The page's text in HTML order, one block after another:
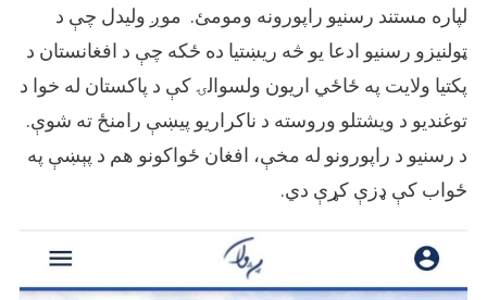
لپاره مستند رسنیو راپورونه ومومئ. موږ ولیدل چې د
ټولنیزو رسنیو ادعا یو څه ریښتیا ده ځکه چې د افغانستان د
پکتیا ولایت په ځاځي اریون ولسوالۍ کې د پاکستان له خوا د
توغندیو د ویشتلو وروسته د ناکراریو پیښې رامنځ ته شوې.
د رسنیو د راپورونو له مخې، افغان ځواکونو هم د پېښې په
ځواب کې ډزې کړې دي.